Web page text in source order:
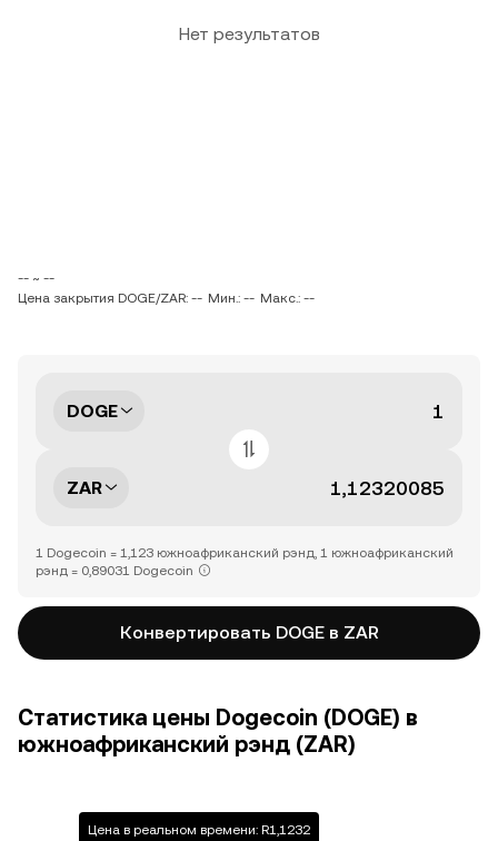
Нет результатов
-- ~ --
Цена закрытия DOGE/ZAR: -- Мин.: -- Макс.: --
DOGE
ZAR
1 Dogecoin = 1,123 южноафриканский рэнд, 1 южноафриканский
рэнд = 0,89031 Dogecoin
Конвертировать DOGE в ZAR
Статистика цены Dogecoin (DOGE) в
южноафриканский рэнд (ZAR)
Цена в реальном времени: R1,1232